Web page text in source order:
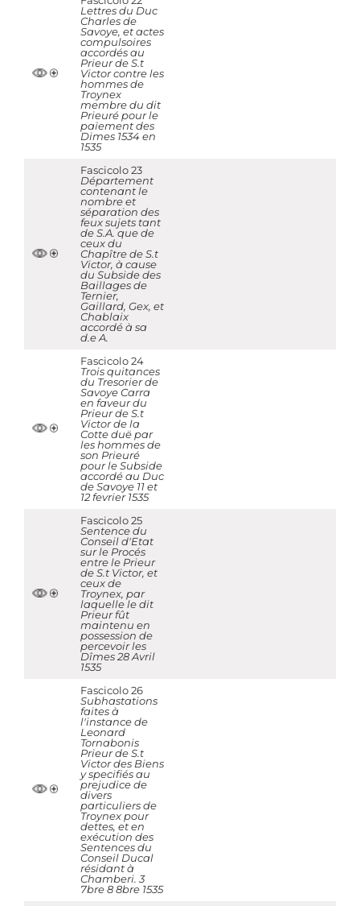
Lettres du Duc
Charles de
Savoye, et actes
compulsoires
accordés au
Prieur de S.t
Victor contre les
hommes de
Troynex
membre du dit
Prieuré pour le
païement des
Dimes 1534 en
1535
Fascicolo 23
Département
contenant le
nombre et
séparation des
feux sujets tant
de S.A. que de
ceux du
Chapître de S.t
Victor, à cause
du Subside des
Baillages de
Ternier,
Gaillard, Gex, et
Chablaix
accordé à sa
d.e A.
Fascicolo 24
Trois quitances
du Tresorier de
Savoye Carra
en faveur du
Prieur de S.t
Victor de la
Cotte duë par
les hommes de
son Prieuré
pour le Subside
accordé au Duc
de Savoye 11 et
12 fevrier 1535
Fascicolo 25
Sentence du
Conseil d'Etat
sur le Procés
entre le Prieur
de S.t Victor, et
ceux de
Troynex, par
laquelle le dit
Prieur fût
maintenu en
possession de
percevoir les
Dîmes 28 Avril
1535
Fascicolo 26
Subhastations
faites à
l'instance de
Leonard
Tornabonis
Prieur de S.t
Victor des Biens
y specifiés au
prejudice de
divers
particuliers de
Troynex pour
dettes, et en
exécution des
Sentences du
Conseil Ducal
résidant à
Chamberi. 3
7bre 8 8bre 1535